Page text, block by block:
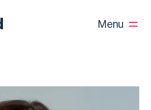
Menu